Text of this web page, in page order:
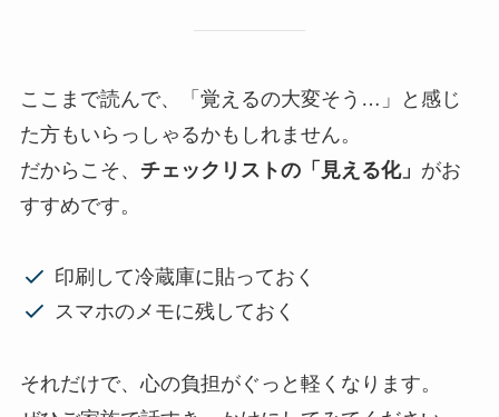
ここまで読んで、「覚えるの大変そう…」と感じ
た方もいらっしゃるかもしれません。
だからこそ、 チェックリストの「見える化」 がお
すすめです。
印刷して冷蔵庫に貼っておく
スマホのメモに残しておく
それだけで、心の負担がぐっと軽くなります。